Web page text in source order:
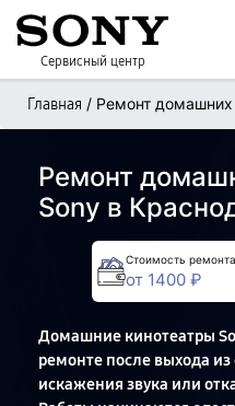
Сервисный центр
Главная / Ремонт домашних
Ремонт
Sony в
Стоимость ремонта
от 1400 ₽
Домашние кинотеатры
ремонте после выхода из
искажения звука или